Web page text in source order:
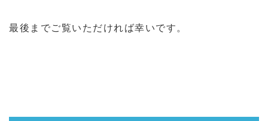
最後までご覧いただければ幸いです。